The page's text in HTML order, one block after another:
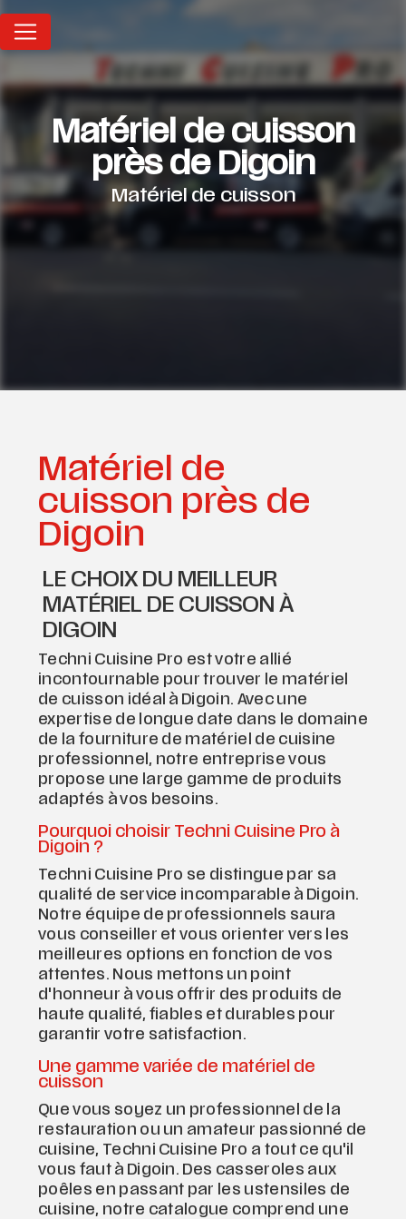
Matériel de cuisson
près de Digoin
Matériel de cuisson
Matériel de
cuisson près de
Digoin
LE CHOIX DU MEILLEUR
MATÉRIEL DE CUISSON À
DIGOIN
Techni Cuisine Pro est votre allié
incontournable pour trouver le matériel
de cuisson idéal à Digoin. Avec une
expertise de longue date dans le domaine
de la fourniture de matériel de cuisine
professionnel, notre entreprise vous
propose une large gamme de produits
adaptés à vos besoins.
Pourquoi choisir Techni Cuisine Pro à
Digoin ?
Techni Cuisine Pro se distingue par sa
qualité de service incomparable à Digoin.
Notre équipe de professionnels saura
vous conseiller et vous orienter vers les
meilleures options en fonction de vos
attentes. Nous mettons un point
d'honneur à vous offrir des produits de
haute qualité, fiables et durables pour
garantir votre satisfaction.
Une gamme variée de matériel de
cuisson
Que vous soyez un professionnel de la
restauration ou un amateur passionné de
cuisine, Techni Cuisine Pro a tout ce qu'il
vous faut à Digoin. Des casseroles aux
poêles en passant par les ustensiles de
cuisine, notre catalogue comprend une
Panneau de gestion des cookies